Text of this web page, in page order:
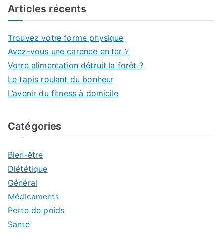
Articles récents
Trouvez votre forme physique
Avez-vous une carence en fer ?
Votre alimentation détruit la forêt ?
Le tapis roulant du bonheur
L’avenir du fitness à domicile
Catégories
Bien-être
Diététique
Général
Médicaments
Perte de poids
Santé